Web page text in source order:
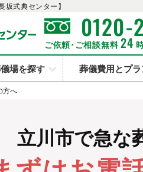
式典センター】
0120-
ご依頼･ご相談無料 24
場を探す 葬儀費用とプ
方へ
立川市で急な